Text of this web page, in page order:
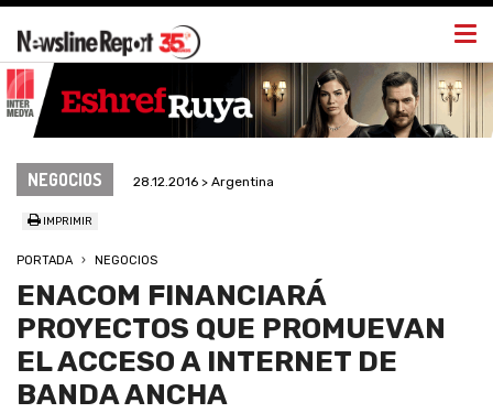
NEGOCIOS 28.12.2016 > Argentina
IMPRIMIR
PORTADA NEGOCIOS
ENACOM FINANCIARÁ
PROYECTOS QUE PROMUEVAN
EL ACCESO A INTERNET DE
BANDA ANCHA